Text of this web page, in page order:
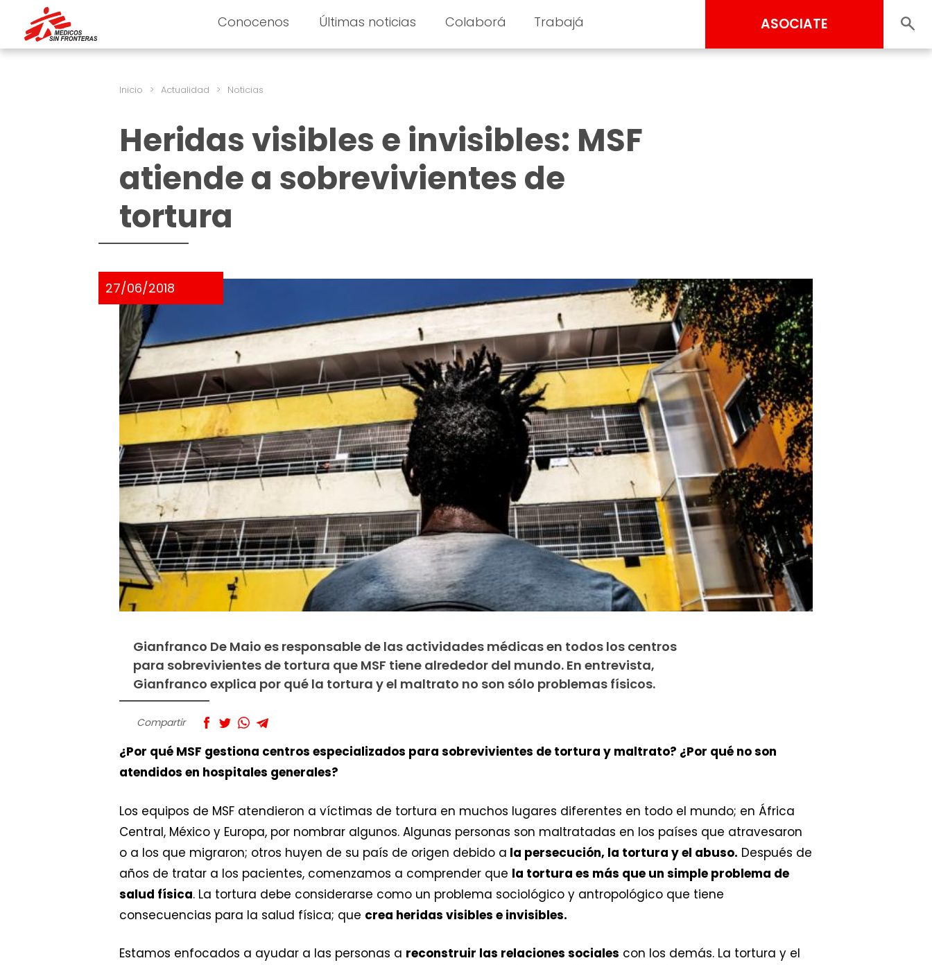
Conocenos Últimas noticias Colaborá Trabajá ASOCIATE
Inicio > Actualidad > Noticias
Heridas visibles e invisibles: MSF
atiende a sobrevivientes de
tortura
27/06/2018
Gianfranco De Maio es responsable de las actividades médicas en todos los centros
para sobrevivientes de tortura que MSF tiene alrededor del mundo. En entrevista,
Gianfranco explica por qué la tortura y el maltrato no son sólo problemas físicos.
Compartir
¿Por qué MSF gestiona centros especializados para sobrevivientes de tortura y maltrato? ¿Por qué no son
atendidos en hospitales generales?
Los equipos de MSF atendieron a víctimas de tortura en muchos lugares diferentes en todo el mundo; en África
Central, México y Europa, por nombrar algunos. Algunas personas son maltratadas en los países que atravesaron
o a los que migraron; otros huyen de su país de origen debido a la persecución, la tortura y el abuso. Después de
años de tratar a los pacientes, comenzamos a comprender que la tortura es más que un simple problema de
salud física. La tortura debe considerarse como un problema sociológico y antropológico que tiene
consecuencias para la salud física; que crea heridas visibles e invisibles.
Estamos enfocados a ayudar a las personas a reconstruir las relaciones sociales con los demás. La tortura y el